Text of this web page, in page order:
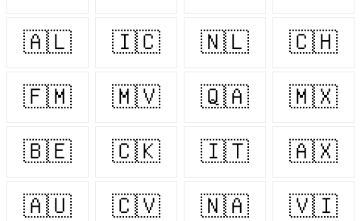
🇦🇱 🇮🇨 🇳🇱 🇨🇭
🇫🇲 🇲🇻 🇶🇦 🇲🇽
🇧🇪 🇨🇰 🇮🇹 🇦🇽
🇦🇺 🇨🇻 🇳🇦 🇻🇮